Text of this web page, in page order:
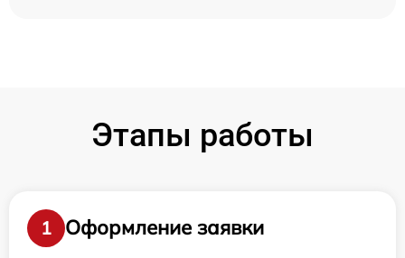
Этапы работы
1
Оформление заявки